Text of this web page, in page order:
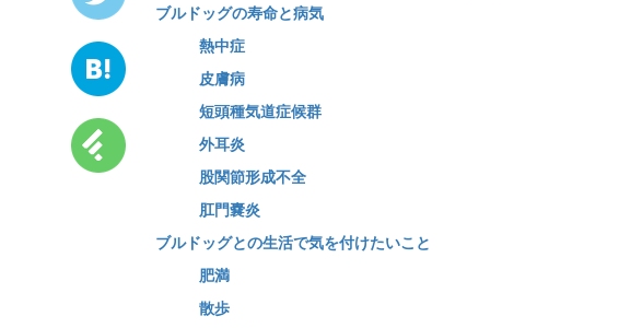
ブルドッグの寿命と病気
熱中症
皮膚病
短頭種気道症候群
外耳炎
股関節形成不全
肛門嚢炎
ブルドッグとの生活で気を付けたいこと
肥満
散歩